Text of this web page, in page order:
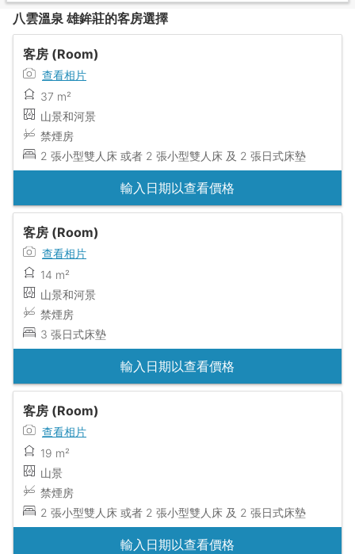
八雲溫泉 雄鉾莊的客房選擇
客房 (Room)
查看相片
37 m²
山景和河景
禁煙房
2 張小型雙人床 或者 2 張小型雙人床 及 2 張日式床墊
輸入日期以查看價格
客房 (Room)
查看相片
14 m²
山景和河景
禁煙房
3 張日式床墊
輸入日期以查看價格
客房 (Room)
查看相片
19 m²
山景
禁煙房
2 張小型雙人床 或者 2 張小型雙人床 及 2 張日式床墊
輸入日期以查看價格